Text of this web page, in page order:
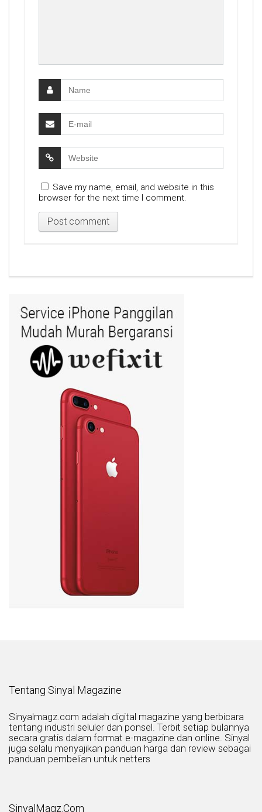
Save my name, email, and website in this
browser for the next time I comment.
Tentang Sinyal Magazine
Sinyalmagz.com adalah digital magazine yang berbicara
tentang industri seluler dan ponsel. Terbit setiap bulannya
secara gratis dalam format e-magazine dan online. Sinyal
juga selalu menyajikan panduan harga dan review sebagai
panduan pembelian untuk netters
SinyalMagz.Com